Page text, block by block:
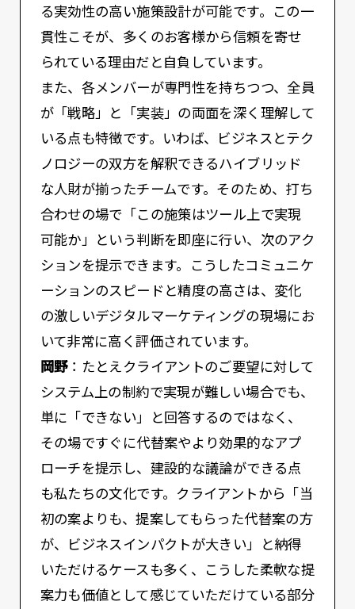
る実効性の高い施策設計が可能です。この一
貫性こそが、多くのお客様から信頼を寄せ
られている理由だと自負しています。
また、各メンバーが専門性を持ちつつ、全員
が「戦略」と「実装」の両面を深く理解して
いる点も特徴です。いわば、ビジネスとテク
ノロジーの双方を解釈できるハイブリッド
な人財が揃ったチームです。そのため、打ち
合わせの場で「この施策はツール上で実現
可能か」という判断を即座に行い、次のアク
ションを提示できます。こうしたコミュニケ
ーションのスピードと精度の高さは、変化
の激しいデジタルマーケティングの現場にお
いて非常に高く評価されています。
岡野：たとえクライアントのご要望に対して
システム上の制約で実現が難しい場合でも、
単に「できない」と回答するのではなく、
その場ですぐに代替案やより効果的なアプ
ローチを提示し、建設的な議論ができる点
も私たちの文化です。クライアントから「当
初の案よりも、提案してもらった代替案の方
が、ビジネスインパクトが大きい」と納得
いただけるケースも多く、こうした柔軟な提
案力も価値として感じていただけている部分